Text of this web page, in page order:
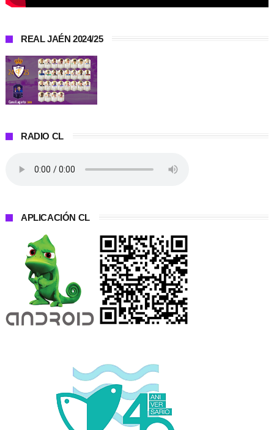
REAL JAÉN 2024/25
RADIO CL
APLICACIÓN CL